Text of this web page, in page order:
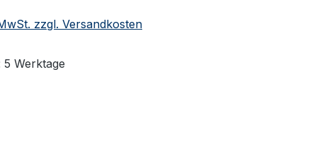
zzgl. Versandkosten
5 Werktage